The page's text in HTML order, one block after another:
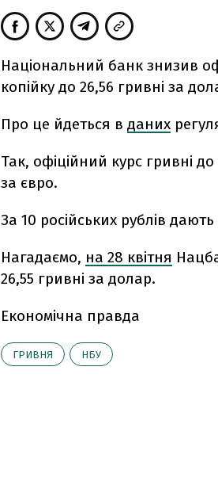
Національний банк знизив
копійку до 26,56 гривні за
Про це йдеться в даних
Так, офіційний курс гривні
за євро.
За 10 російських рублів дають
Нагадаємо, на 28 квітня
26,55 гривні за долар.
Економічна правда
ГРИВНЯ НБУ